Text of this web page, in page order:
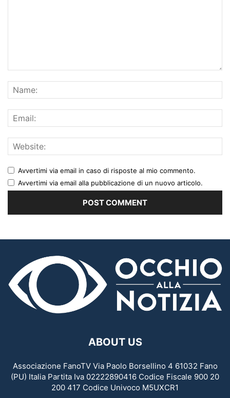
Avvertimi via email in caso di risposte al mio commento.
Avvertimi via email alla pubblicazione di un nuovo articolo.
ABOUT US
Associazione FanoTV Via Paolo Borsellino 4 61032 Fano
(PU) Italia Partita Iva 02222890416 Codice Fiscale 900 20
200 417 Codice Univoco M5UXCR1